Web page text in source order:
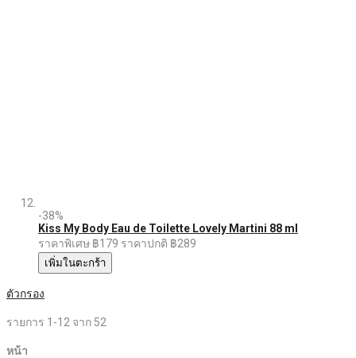
-38%
Kiss My Body Eau de Toilette Lovely Martini 88 ml
ราคาพิเศษ ฿179 ราคาปกติ ฿289
เพิ่มในตะกร้า
ตัวกรอง
รายการ 1 -12 จาก 52
หน้า